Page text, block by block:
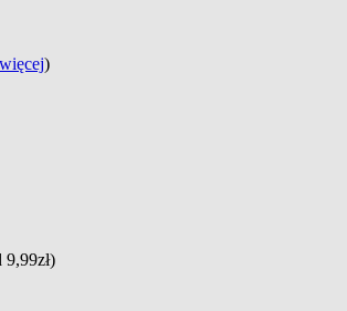
więcej)
9,99zł)